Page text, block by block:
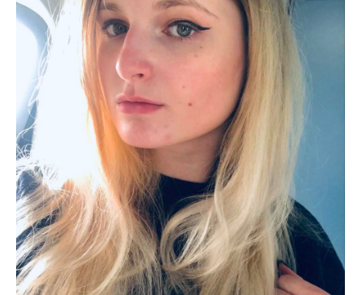
Выберите срок
Курс можно купить в рассрочку